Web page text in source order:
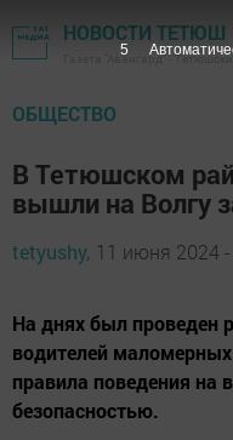
НОВОСТИ ТЕТЮШ
Газета "Авангард" -
ОБЩЕСТВО
В Тетюшском
вышли на Волгу
tetyushy, 11 июня 2024 -
На днях был проведен
водителей
правила поведения на
безопасностью.
3